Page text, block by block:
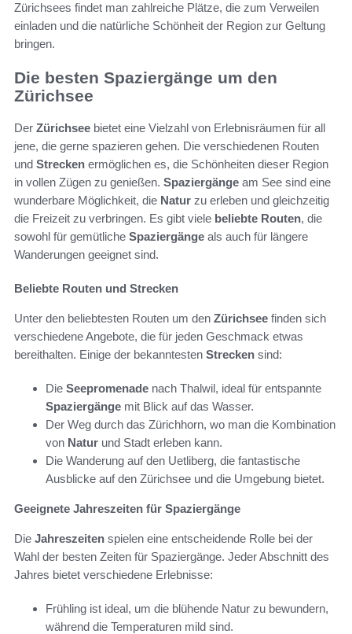
Zürichsees findet man zahlreiche Plätze, die zum Verweilen
einladen und die natürliche Schönheit der Region zur Geltung
bringen.
Die besten Spaziergänge um den
Zürichsee
Der Zürichsee bietet eine Vielzahl von Erlebnisräumen für all
jene, die gerne spazieren gehen. Die verschiedenen Routen
und Strecken ermöglichen es, die Schönheiten dieser Region
in vollen Zügen zu genießen. Spaziergänge am See sind eine
wunderbare Möglichkeit, die Natur zu erleben und gleichzeitig
die Freizeit zu verbringen. Es gibt viele beliebte Routen, die
sowohl für gemütliche Spaziergänge als auch für längere
Wanderungen geeignet sind.
Beliebte Routen und Strecken
Unter den beliebtesten Routen um den Zürichsee finden sich
verschiedene Angebote, die für jeden Geschmack etwas
bereithalten. Einige der bekanntesten Strecken sind:
Die Seepromenade nach Thalwil, ideal für entspannte
Spaziergänge mit Blick auf das Wasser.
Der Weg durch das Zürichhorn, wo man die Kombination
von Natur und Stadt erleben kann.
Die Wanderung auf den Uetliberg, die fantastische
Ausblicke auf den Zürichsee und die Umgebung bietet.
Geeignete Jahreszeiten für Spaziergänge
Die Jahreszeiten spielen eine entscheidende Rolle bei der
Wahl der besten Zeiten für Spaziergänge. Jeder Abschnitt des
Jahres bietet verschiedene Erlebnisse:
Frühling ist ideal, um die blühende Natur zu bewundern,
während die Temperaturen mild sind.